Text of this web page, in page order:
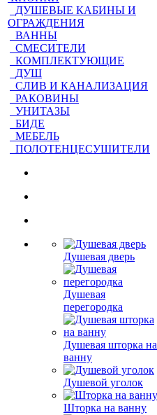
ДУШЕВЫЕ КАБИНЫ И
ОГРАЖДЕНИЯ
ВАННЫ
СМЕСИТЕЛИ
КОМПЛЕКТУЮЩИЕ
ДУШ
СЛИВ И КАНАЛИЗАЦИЯ
РАКОВИНЫ
УНИТАЗЫ
БИДЕ
МЕБЕЛЬ
ПОЛОТЕНЦЕСУШИТЕЛИ
Душевая дверь
Душевая
перегородка
Душевая шторка на
ванну
Душевой уголок
Шторка на ванну